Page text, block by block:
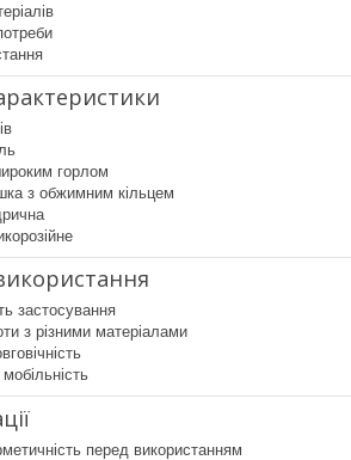
горлом
з обжимним кільцем
застосування
з різними матеріалами
перед використанням